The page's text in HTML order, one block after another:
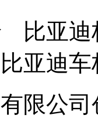
比亚
亚迪
公司